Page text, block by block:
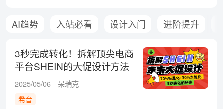
AI趋势 入站必看 设计入门 进阶提升
3秒完成转化！拆解顶尖电商
平台SHEIN的大促设计方法
+视觉规范
2025/05/06
呆瑞克
希音